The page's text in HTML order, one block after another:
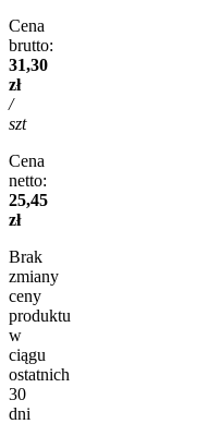
Cena
brutto:
31,30
zł
/
szt
Cena
netto:
25,45
zł
Brak
zmiany
ceny
produktu
w
ciągu
ostatnich
30
dni